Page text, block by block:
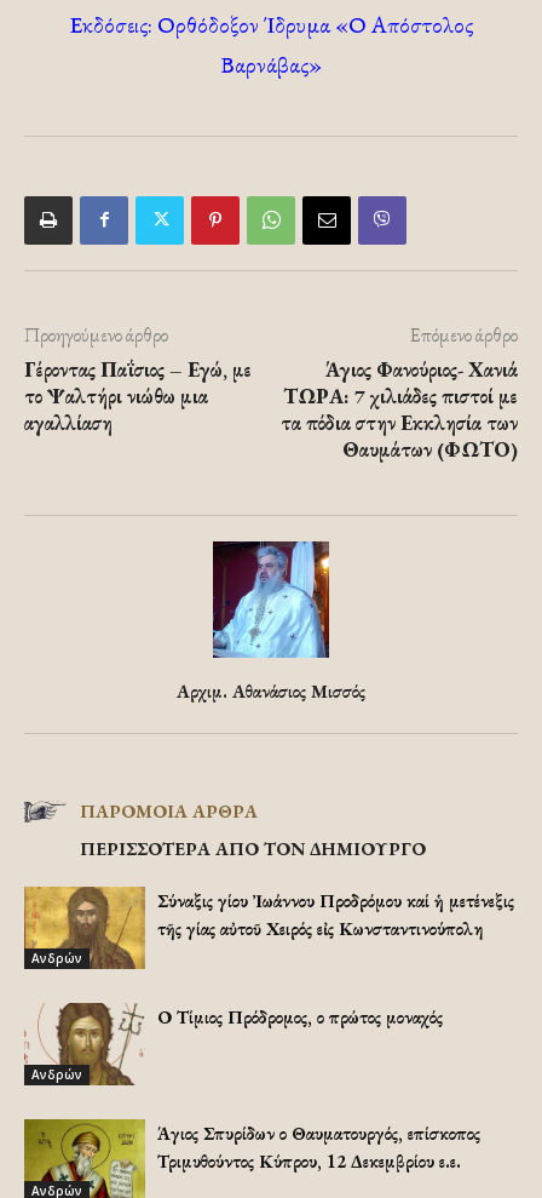
Εκδόσεις: Ορθόδοξον Ίδρυμα «Ο Απόστολος
Βαρνάβας»
Προηγούμενο άρθρο
Γέροντας Παΐσιος – Εγώ, με
το Ψαλτήρι νιώθω μια
αγαλλίαση
Επόμενο άρθρο
Άγιος Φανούριος- Χανιά
ΤΩΡΑ: 7 χιλιάδες πιστοί με
τα πόδια στην Εκκλησία των
Θαυμάτων (ΦΩΤΟ)
Αρχιμ. Αθανάσιος Μισσός
ΠΑΡΟΜΟΙΑ ΑΡΘΡΑ
ΠΕΡΙΣΣΟΤΕΡΑ ΑΠΟ ΤΟΝ ΔΗΜΙΟΥΡΓΟ
Ανδρών
Σύναξις Ἁγίου Ἰωάννου Προδρόμου καί ἡ μετένεξις
τῆς Ἁγίας αὐτοῦ Χειρός εἰς Κωνσταντινούπολη
Ανδρών
Ο Τίμιος Πρόδρομος, ο πρώτος μοναχός
Ανδρών
Άγιος Σπυρίδων ο Θαυματουργός, επίσκοπος
Τριμυθούντος Κύπρου, 12 Δεκεμβρίου ε.ε.